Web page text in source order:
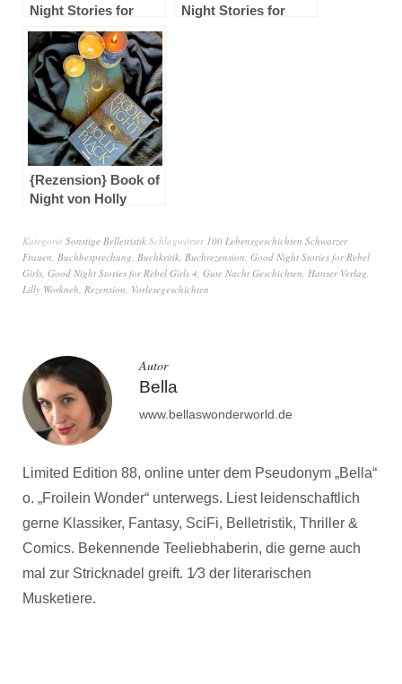
Night Stories for
Rebel Girls: 100
außergewöhnliche
Frauen von Elena
Favilli & Francesca
Cavallo
Night Stories for
{Rezension} Book of
Night von Holly
Kategorie Sonstige Belletristik Schlagwörter 100 Lebensgeschichten Schwarzer
Frauen Buchbesprechung Buchkritik Buchrezension Good Night Stories for Rebel
Girls Good Night Stories for Rebel Girls 4 Gute Nacht Geschichten Hanser Verlag
Lilly Workneh Rezension Vorlesegeschichten
Autor
Bella
www.bellaswonderworld.de
Limited Edition 88, online unter dem Pseudonym „Bella“
o. „Froilein Wonder“ unterwegs. Liest leidenschaftlich
gerne Klassiker, Fantasy, SciFi, Belletristik, Thriller &
Comics. Bekennende Teeliebhaberin, die gerne auch
mal zur Stricknadel greift. 1⁄3 der literarischen
Musketiere.